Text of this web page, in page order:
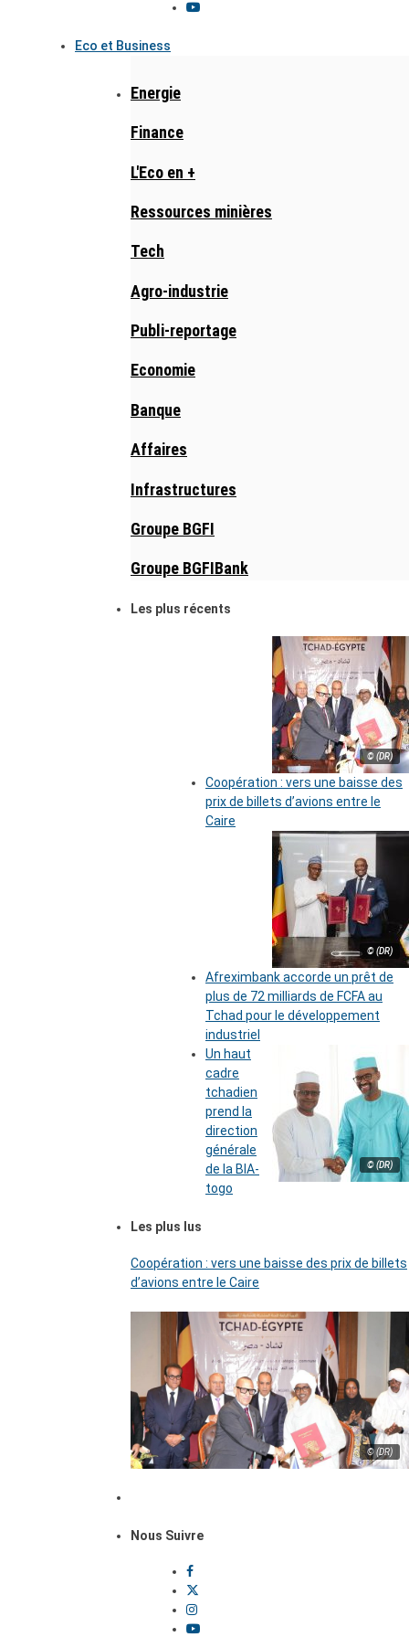
Eco et Business
Energie
Finance
L'Eco en +
Ressources minières
Tech
Agro-industrie
Publi-reportage
Economie
Banque
Affaires
Infrastructures
Groupe BGFI
Groupe BGFIBank
Les plus récents
© (DR)
Coopération : vers une baisse des
prix de billets d’avions entre le
Caire
© (DR)
Afreximbank accorde un prêt de
plus de 72 milliards de FCFA au
Tchad pour le développement
industriel
© (DR)
Un haut
cadre
tchadien
prend la
direction
générale
de la BIA-
togo
Les plus lus
Coopération : vers une baisse des prix de billets
d’avions entre le Caire
© (DR)
Nous Suivre